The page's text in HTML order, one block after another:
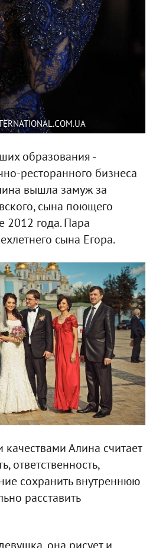
образования -
ресторанного бизнеса
вышла замуж за
сына поющего
2012 года. Пара
сына Егора.
Алина считает
ответственность,
сохранить внутреннюю
расставить
она рисует и